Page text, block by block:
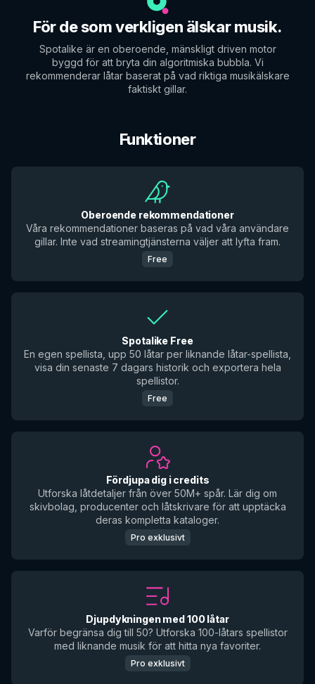
För de som verkligen älskar musik.
Spotalike är en oberoende, mänskligt driven motor
byggd för att bryta din algoritmiska bubbla. Vi
rekommenderar låtar baserat på vad riktiga musikälskare
faktiskt gillar.
Funktioner
Oberoende rekommendationer
Våra rekommendationer baseras på vad våra användare
gillar. Inte vad streamingtjänsterna väljer att lyfta fram.
Free
Spotalike Free
En egen spellista, upp 50 låtar per liknande låtar-spellista,
visa din senaste 7 dagars historik och exportera hela
spellistor.
Free
Fördjupa dig i credits
Utforska låtdetaljer från över 50M+ spår. Lär dig om
skivbolag, producenter och låtskrivare för att upptäcka
deras kompletta kataloger.
Pro exklusivt
Djupdykningen med 100 låtar
Varför begränsa dig till 50? Utforska 100-låtars spellistor
med liknande musik för att hitta nya favoriter.
Pro exklusivt